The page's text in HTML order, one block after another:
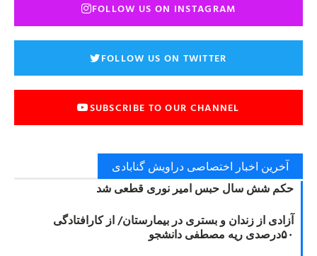
FOLLOW US ON INSTAGRAM
FOLLOW US ON TWITTER
SUBSCRIBE TO OUR CHANNEL
آخرین اخبار اختصاصی دراویش گنابادی
حکم شش سال حبس امیر نوری قطعی شد
آزادی از زندان و بستری در بیمارستان/ از کارافتادگی
۵۰درصدی ریه مصطفی دانشجو